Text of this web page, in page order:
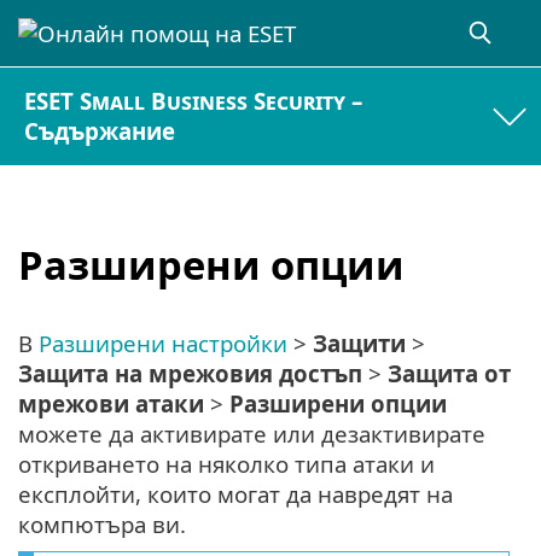
ESET Small Business Security –
Съдържание
Разширени опции
В Разширени настройки > Защити >
Защита на мрежовия достъп > Защита от
мрежови атаки > Разширени опции
можете да активирате или дезактивирате
откриването на няколко типа атаки и
експлойти, които могат да навредят на
компютъра ви.